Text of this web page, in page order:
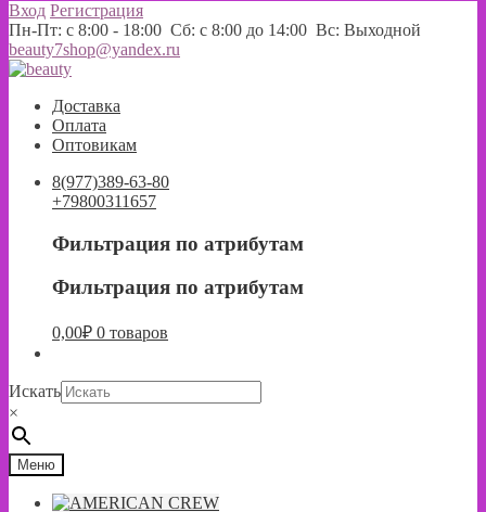
Вход Регистрация
Пн-Пт: с 8:00 - 18:00 Сб: с 8:00 до 14:00 Вс: Выходной
beauty7shop@yandex.ru
Перейти
навигации
Перейти
содержимому
Доставка
Оплата
Оптовикам
8(977)389-63-80
+79800311657
Фильтрация по атрибутам
Фильтрация по атрибутам
0,00₽ 0 товаров
Искать
×
Меню